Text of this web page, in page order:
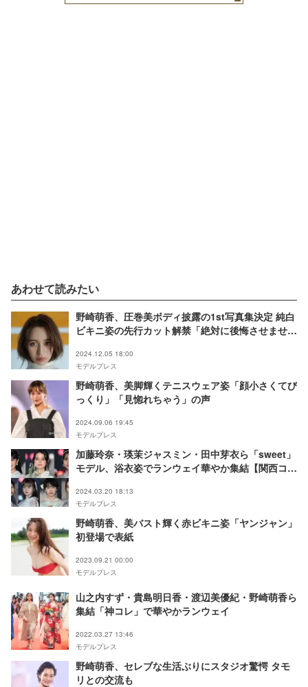
あわせて読みたい
野崎萌香、圧巻美ボディ披露の1st写真集決定 純白
ビキニ姿の先行カット解禁「絶対に後悔させませ
2024.12.05 18:00
モデルプレス
野崎萌香、美脚輝くテニスウェア姿「顔小さくてび
っくり」「見惚れちゃう」の声
2024.09.06 19:45
モデルプレス
加藤玲奈・瑛茉ジャスミン・田中芽衣ら「sweet」
モデル、浴衣姿でランウェイ華やか集結【関西コレ
2024.03.20 18:13
モデルプレス
野崎萌香、美バスト輝く赤ビキニ姿「ヤンジャン」
初登場で表紙
2023.09.21 00:00
モデルプレス
山之内すず・貴島明日香・渡辺美優紀・野崎萌香ら
集結「神コレ」で華やかランウェイ
2022.03.27 13:46
モデルプレス
野崎萌香、セレブな生活ぶりにスタジオ驚愕 タモ
リとの交流も